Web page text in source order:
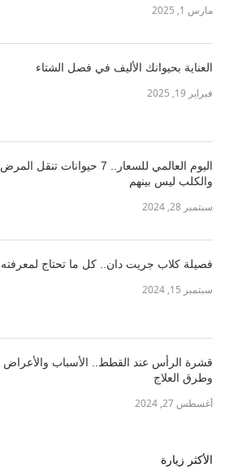
مارس 1, 2025
العناية بحيوانك الأليف في فصل الشتاء
فبراير 19, 2025
اليوم العالمي للسعار.. 7 حيوانات تنقل المرض
والكلب ليس بينهم
سبتمبر 28, 2024
فصيلة كلاب جريت دان.. كل ما تحتاج لمعرفته
سبتمبر 15, 2024
قشرة الرأس عند القطط.. الأسباب والأعراض
وطرق العلاج
أغسطس 27, 2024
الأكثر زيارة